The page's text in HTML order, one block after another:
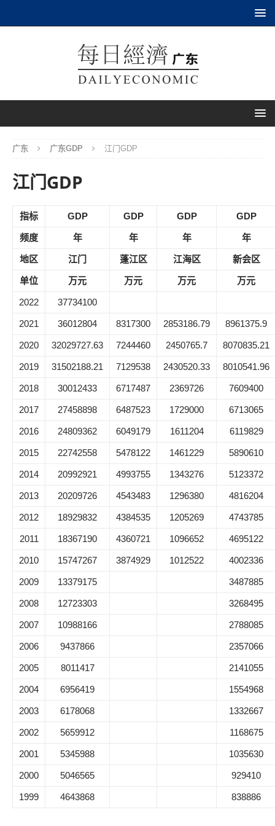
广东 广东GDP 江门GDP
江门GDP
指标 GDP GDP GDP GDP
频度 年 年 年 年
地区 江门 蓬江区 江海区 新会区
单位 万元 万元 万元 万元
2022 37734100
2021 36012804 8317300 2853186.79 8961375.9
2020 32029727.63 7244460 2450765.7 8070835.21
2019 31502188.21 7129538 2430520.33 8010541.96
2018 30012433 6717487 2369726 7609400
2017 27458898 6487523 1729000 6713065
2016 24809362 6049179 1611204 6119829
2015 22742558 5478122 1461229 5890610
2014 20992921 4993755 1343276 5123372
2013 20209726 4543483 1296380 4816204
2012 18929832 4384535 1205269 4743785
2011 18367190 4360721 1096652 4695122
2010 15747267 3874929 1012522 4002336
2009 13379175 3487885
2008 12723303 3268495
2007 10988166 2788085
2006 9437866 2357066
2005 8011417 2141055
2004 6956419 1554968
2003 6178068 1332667
2002 5659912 1168675
2001 5345988 1035630
2000 5046565 929410
1999 4643868 838886